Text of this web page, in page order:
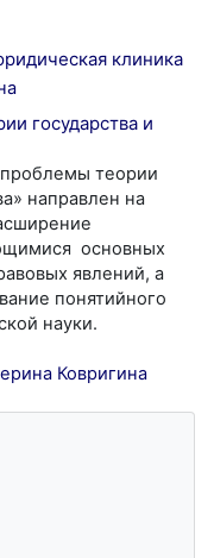
клиника
государства и
теории
направлен на
основных
явлений, а
понятийного
науки.
Ковригина